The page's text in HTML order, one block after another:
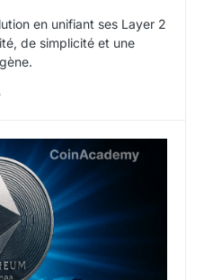
en unifiant ses Layer 2
de simplicité et une
chaque transaction à partir